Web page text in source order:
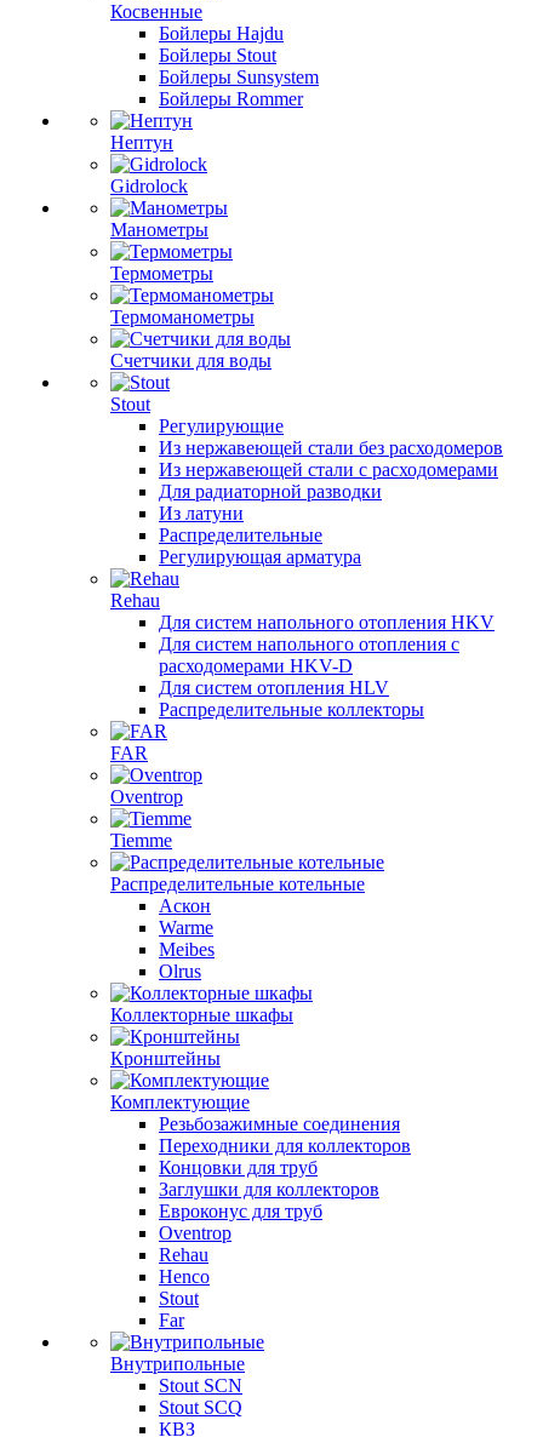
Косвенные
Бойлеры Hajdu
Бойлеры Stout
Бойлеры Sunsystem
Бойлеры Rommer
Нептун
Gidrolock
Манометры
Термометры
Термоманометры
Счетчики для воды
Stout
Регулирующие
Из нержавеющей стали без расходомеров
Из нержавеющей стали с расходомерами
Для радиаторной разводки
Из латуни
Распределительные
Регулирующая арматура
Rehau
Для систем напольного отопления HKV
Для систем напольного отопления с
расходомерами HKV-D
Для систем отопления HLV
Распределительные коллекторы
FAR
Oventrop
Tiemme
Распределительные котельные
Аскон
Warme
Meibes
Olrus
Коллекторные шкафы
Кронштейны
Комплектующие
Резьбозажимные соединения
Переходники для коллекторов
Концовки для труб
Заглушки для коллекторов
Евроконус для труб
Oventrop
Rehau
Henco
Stout
Far
Внутрипольные
Stout SCN
Stout SCQ
КВЗ